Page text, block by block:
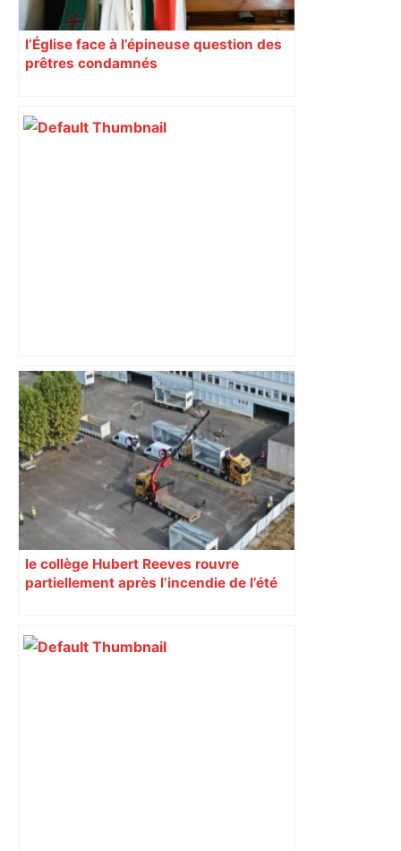
l’Église face à l’épineuse question des
prêtres condamnés
« Rien d'inquiétant » pour Guillaume
Restes, le gardien de Toulouse, après
sa sortie à Metz – L'Équipe
le collège Hubert Reeves rouvre
partiellement après l’incendie de l’été